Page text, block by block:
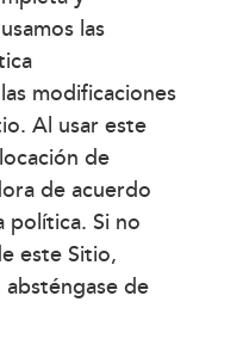
las
modificaciones
Al usar este
de
de acuerdo
política. Si no
este Sitio,
de